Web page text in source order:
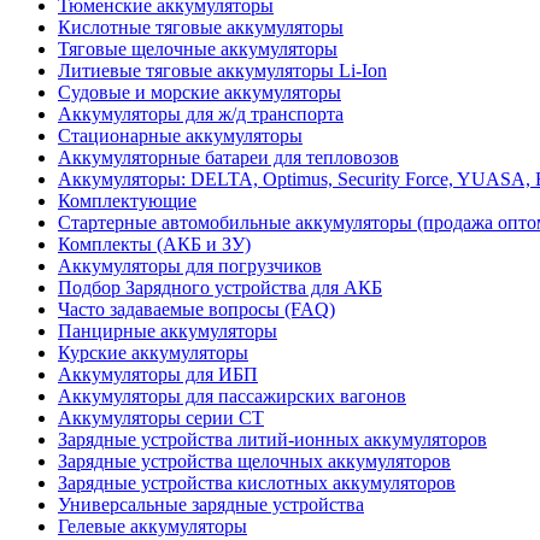
Тюменские аккумуляторы
Кислотные тяговые аккумуляторы
Тяговые щелочные аккумуляторы
Литиевые тяговые аккумуляторы Li-Ion
Судовые и морские аккумуляторы
Аккумуляторы для ж/д транспорта
Стационарные аккумуляторы
Аккумуляторные батареи для тепловозов
Аккумуляторы: DELTA, Optimus, Security Force,
Комплектующие
Стартерные автомобильные аккумуляторы (продажа
Комплекты (АКБ и ЗУ)
Аккумуляторы для погрузчиков
Подбор Зарядного устройства для АКБ
Часто задаваемые вопросы (FAQ)
Панцирные аккумуляторы
Курские аккумуляторы
Аккумуляторы для ИБП
Аккумуляторы для пассажирских вагонов
Аккумуляторы серии СТ
Зарядные устройства литий-ионных аккумуляторов
Зарядные устройства щелочных аккумуляторов
Зарядные устройства кислотных аккумуляторов
Универсальные зарядные устройства
Гелевые аккумуляторы